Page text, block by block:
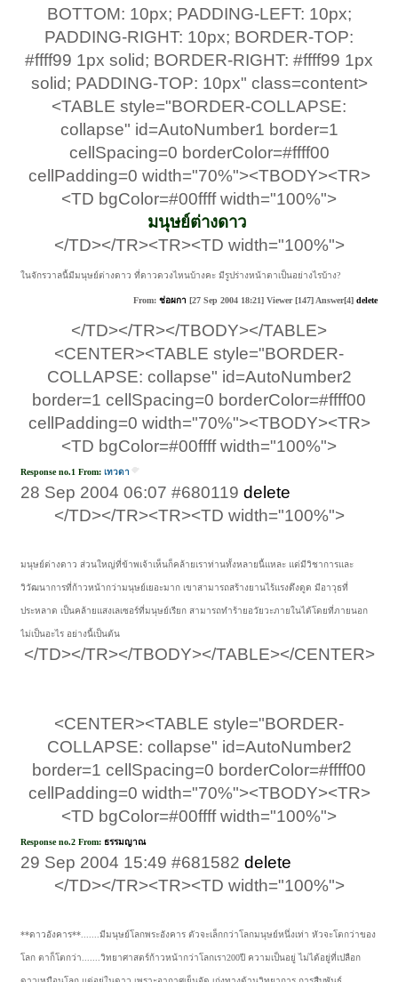
BOTTOM: 10px; PADDING-LEFT: 10px;
PADDING-RIGHT: 10px; BORDER-TOP:
#ffff99 1px solid; BORDER-RIGHT: #ffff99 1px
solid; PADDING-TOP: 10px" class=content>
<TABLE style="BORDER-COLLAPSE:
collapse" id=AutoNumber1 border=1
cellSpacing=0 borderColor=#ffff00
cellPadding=0 width="70%"><TBODY><TR>
<TD bgColor=#00ffff width="100%">
มนุษย์ต่างดาว
</TD></TR><TR><TD width="100%">
ในจักรวาลนี้มีมนุษย์ต่างดาว ที่ดาวดวงไหนบ้างคะ มีรูปร่างหน้าตาเป็นอย่างไรบ้าง?​
From: ช่อผกา [27 Sep 2004 18:21] Viewer [147] Answer[4] delete
</TD></TR></TBODY></TABLE>
<CENTER><TABLE style="BORDER-
COLLAPSE: collapse" id=AutoNumber2
border=1 cellSpacing=0 borderColor=#ffff00
cellPadding=0 width="70%"><TBODY><TR>
<TD bgColor=#00ffff width="100%">
Response no.1 From:เทวดา
28 Sep 2004 06:07 #680119delete
</TD></TR><TR><TD width="100%">
มนุษย์ต่างดาว ส่วนใหญ่ที่ข้าพเจ้าเห็นก็คล้ายเราท่านทั้งหลายนี้แหละ แต่มีวิชาการและ
วิวัฒนาการที่ก้าวหน้ากว่ามนุษย์เยอะมาก เขาสามารถสร้างยานไร้แรงดึงดูด มีอาวุธที่
ประหลาด เป็นคล้ายแสงเลเซอร์ที่มนุษย์เรียก สามารถทำร้ายอวัยวะภายในได้โดยที่ภายนอก
ไม่เป็นอะไร อย่างนี้เป็นต้น
</TD></TR></TBODY></TABLE></CENTER>
<CENTER><TABLE style="BORDER-
COLLAPSE: collapse" id=AutoNumber2
border=1 cellSpacing=0 borderColor=#ffff00
cellPadding=0 width="70%"><TBODY><TR>
<TD bgColor=#00ffff width="100%">
Response no.2 From:ธรรมญาณ
29 Sep 2004 15:49 #681582delete
</TD></TR><TR><TD width="100%">
**ดาวอังคาร**.......มีมนุษย์โลกพระอังคาร ตัวจะเล็กกว่าโลกมนุษย์หนึ่งเท่า หัวจะโตกว่าของ
โลก ตาก็โตกว่า.......วิทยาศาสตร์ก้าวหน้ากว่าโลกเรา200ปี ความเป็นอยู่ ไม่ได้อยู่ที่เปลือก